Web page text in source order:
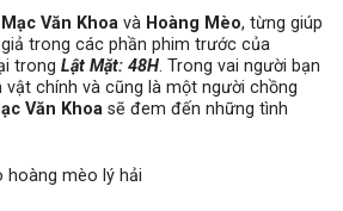
Mạc Văn Khoa và Hoàng Mèo, từng giúp
giả trong các phần phim trước của
trong Lật Mặt: 48H. Trong vai người bạn
vật chính và cũng là một người chồng
Văn Khoa sẽ đem đến những tình